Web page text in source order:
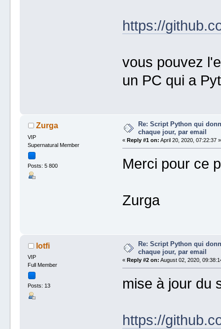
https://
vous pouvez
un PC qui a
Zurga
VIP
Supernatural Member
Posts: 5 800
Re: Script Python qui
chaque jour, par email
« Reply #1 on: April 20, 2020, 07:22:37 »
Merci pour ce
Zurga
lotfi
VIP
Full Member
Posts: 13
Re: Script Python qui
chaque jour, par email
« Reply #2 on: August 02, 2020,
mise à jour du
https://